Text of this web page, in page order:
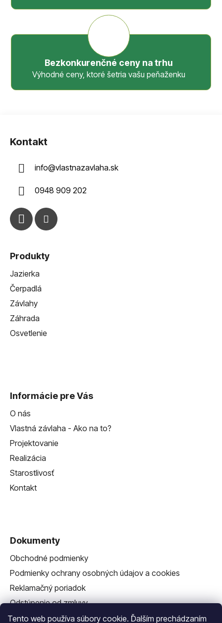
Tento web používa súbory cookie. Ďalším prechádzaním
Bezkonkurenčné ceny na trhu
Výhodné ceny, ktoré šetria vašu peňaženku
Kontakt
info@vlastnazavlaha.sk
0948 909 202
Produkty
Jazierka
Čerpadlá
Závlahy
Záhrada
Osvetlenie
Informácie pre Vás
O nás
Vlastná závlaha - Ako na to?
Projektovanie
Realizácia
Starostlivosť
Kontakt
Dokumenty
Obchodné podmienky
Podmienky ochrany osobných údajov a cookies
Reklamačný poriadok
Odstúpenie od zmluvy
Reklamačný formulár